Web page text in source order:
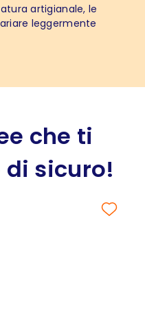
artigianale, le
leggermente
che ti
sicuro!